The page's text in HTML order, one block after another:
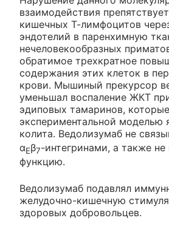
взаимодействия
кишечных Т-лимфоцитов
эндотелий в паренхимную
нечеловекообразных
обратимое трехкратное
содержания этих клеток в
крови. Мышиный прекурсор
уменьшал воспаление ЖКТ
эдиповых тамаринов,
экспериментальной моделью
колита. Ведолизумаб не
αЕβ7-интегринами, а также не
функцию.
Ведолизумаб подавлял
желудочно-кишечную
здоровых добровольцев.